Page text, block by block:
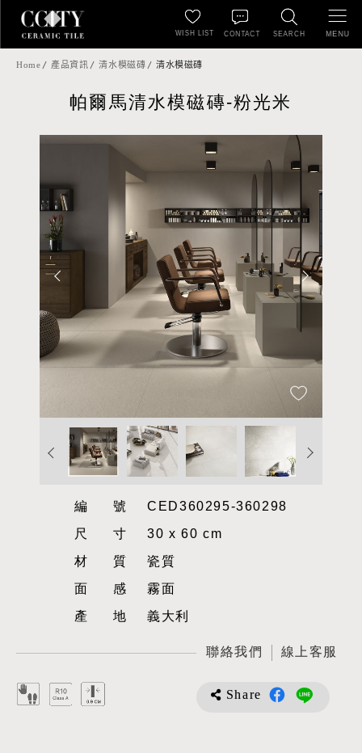
SEARCH
WISH LIST CONTACT MENU
Home 產品資訊 清水模磁磚 清水模磁磚
帕爾馬清水模磁磚-粉光米
編號CED360295-360298
尺寸30 x 60 cm
材質瓷質
面感霧面
產地義大利
聯絡我們 線上客服
Share